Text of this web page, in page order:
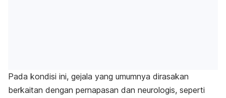
Pada kondisi ini, gejala yang umumnya dirasakan
berkaitan dengan pernapasan dan neurologis, seperti